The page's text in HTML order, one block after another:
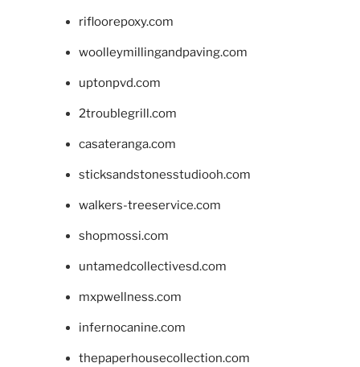
rifloorepoxy.com
woolleymillingandpaving.com
uptonpvd.com
2troublegrill.com
casateranga.com
sticksandstonesstudiooh.com
walkers-treeservice.com
shopmossi.com
untamedcollectivesd.com
mxpwellness.com
infernocanine.com
thepaperhousecollection.com